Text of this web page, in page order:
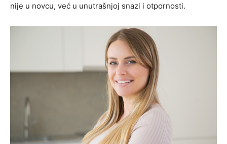
nije u novcu, već u unutrašnjoj snazi i otpornosti.